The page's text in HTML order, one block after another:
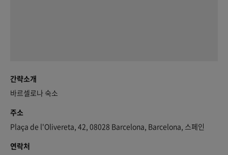
간략소개
바르셀로나 숙소
주소
Plaça de l'Olivereta, 42, 08028 Barcelona, Barcelona, 스페인
연락처